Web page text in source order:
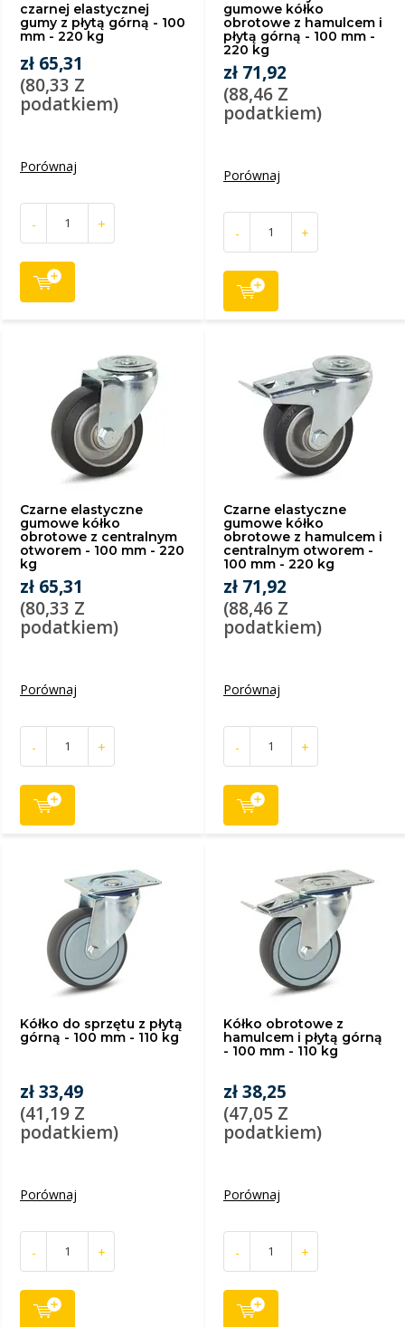
czarnej elastycznej
gumy z płytą górną - 100
mm - 220 kg
zł 65,31
(80,33 Z
podatkiem)
Porównaj
- +
gumowe kółko
obrotowe z hamulcem i
płytą górną - 100 mm -
220 kg
zł 71,92
(88,46 Z
podatkiem)
Porównaj
- +
Czarne elastyczne
gumowe kółko
obrotowe z centralnym
otworem - 100 mm - 220
kg
zł 65,31
(80,33 Z
podatkiem)
Porównaj
- +
Czarne elastyczne
gumowe kółko
obrotowe z hamulcem i
centralnym otworem -
100 mm - 220 kg
zł 71,92
(88,46 Z
podatkiem)
Porównaj
- +
Kółko do sprzętu z płytą
górną - 100 mm - 110 kg
zł 33,49
(41,19 Z
podatkiem)
Porównaj
- +
Kółko obrotowe z
hamulcem i płytą górną
- 100 mm - 110 kg
zł 38,25
(47,05 Z
podatkiem)
Porównaj
- +